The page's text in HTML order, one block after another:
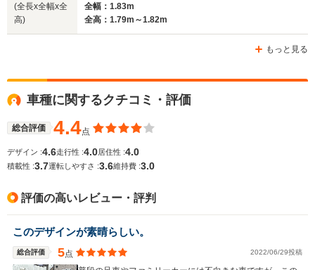
WLTCモード
燃費
7.8km/L
12.5km/L
14.6km/L
(全長x全幅x全
高)
全幅：1.83m
全高：1.79m～1.82m
もっと見る
車種に関するクチコミ・評価
総合評価 4.4点
デザイン :4.6走行性 :4.0居住性 :4.0
積載性 :3.7運転しやすさ :3.6維持費 :3.0
評価の高いレビュー・評判
このデザインが素晴らしい。
総合評価 5点 2022/06/29投稿